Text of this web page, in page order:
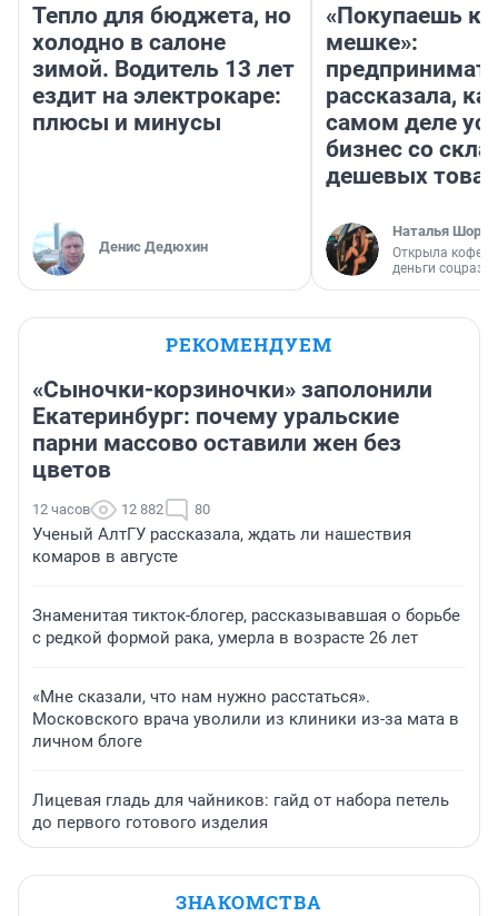
Тепло для бюджета, но
холодно в салоне
зимой. Водитель 13 лет
ездит на электрокаре:
плюсы и минусы
Денис Дедюхин
«Покупаешь
мешке»:
рассказала,
самом деле
бизнес со
дешевых
Наталья
Открыла
деньги
РЕКОМЕНДУЕМ
«Сыночки-корзиночки» заполонили
Екатеринбург: почему уральские
парни массово оставили жен без
цветов
12 часов 12 882 80
Ученый АлтГУ рассказала, ждать ли нашествия
комаров в августе
Знаменитая тикток-блогер, рассказывавшая о борьбе
с редкой формой рака, умерла в возрасте 26 лет
«Мне сказали, что нам нужно расстаться».
Московского врача уволили из клиники из-за мата в
личном блоге
Лицевая гладь для чайников: гайд от набора петель
до первого готового изделия
ЗНАКОМСТВА